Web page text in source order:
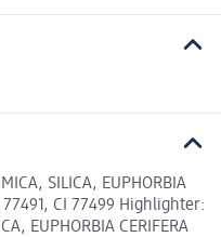
SILICA, EUPHORBIA
77491, CI 77499 Highlighter:
EUPHORBIA CERIFERA